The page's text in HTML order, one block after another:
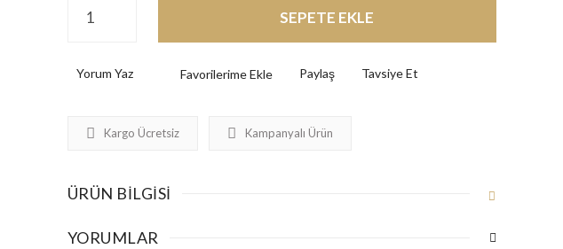
SEPETE EKLE
Yorum Yaz Paylaş Tavsiye Et
Kargo Ücretsiz Kampanyalı Ürün
ÜRÜN BILGISI
YORUMLAR